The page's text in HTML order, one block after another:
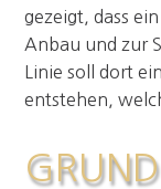
gezeigt, dass
Anbau und zur
Linie soll dort
entstehen,